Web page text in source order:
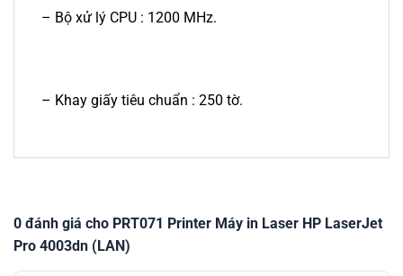
– Bộ xử lý CPU : 1200 MHz.
– Khay giấy tiêu chuẩn : 250 tờ.
0 đánh giá cho PRT071 Printer Máy in Laser HP LaserJet
Pro 4003dn (LAN)